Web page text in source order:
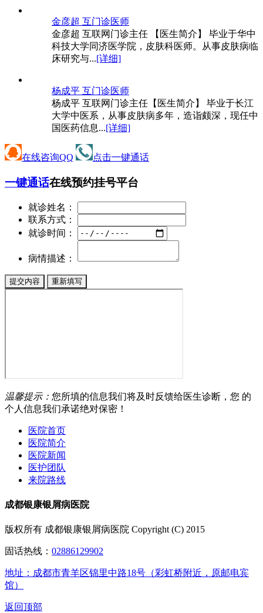
金彦超 互门诊医师
金彦超 互联网门诊主任 【医生简介】 毕业于华中
科技大学同济医学院，皮肤科医师。从事皮肤病临
床研究与...[详细]
杨成平 互门诊医师
杨成平 互联网门诊主任【医生简介】 毕业于长江
大学中医系，从事皮肤病多年，造诣颇深，现任中
国医药信息...[详细]
在线咨询QQ 点击一键通话
一键通话在线预约挂号平台
就诊姓名：
联系方式：
就诊时间：
病情描述：
温馨提示： 您所填的信息我们将及时反馈给医生诊断，您 的
个人信息我们承诺绝对保密！
医院首页
医院简介
医院新闻
医护团队
来院路线
成都银康银屑病医院
版权所有 成都银康银屑病医院 Copyright (C) 2015
固话热线： 02886129902
地址：成都市青羊区锦里中路18号（彩虹桥附近，原邮电宾
馆）
返回顶部